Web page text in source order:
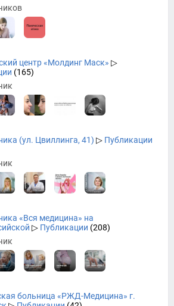
центр «Молдинг Маск» ▷
(165)
(ул. Цвиллинга, 41) ▷ Публикации
«Вся медицина» на
▷ Публикации (208)
больница «РЖД-Медицина» г.